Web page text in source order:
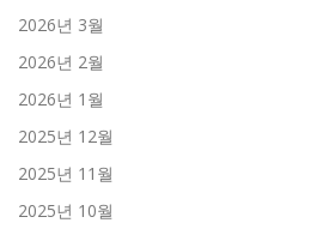
2026년 3월
2026년 2월
2026년 1월
2025년 12월
2025년 11월
2025년 10월